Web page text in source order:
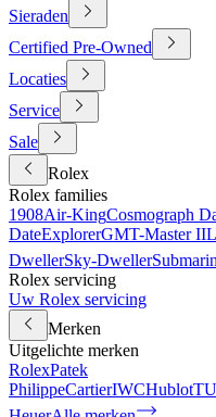
Sieraden
Certified Pre-Owned
Locaties
Service
Sale
Rolex
Rolex families
1908Air-KingCosmograph
DateExplorerGMT-Master II
DwellerSky-Dweller
Rolex servicing
Uw Rolex servicing
Merken
Uitgelichte merken
RolexPatek
PhilippeCartierIWCHublot